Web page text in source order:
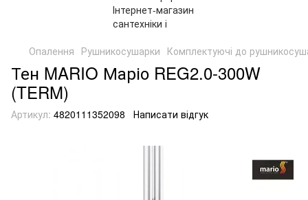
Опалення Рушникосушарки Комплектуючі до
Тен MARIO Маріо REG2.0-300W
(TERM)
Артикул: 4820111352098 Написати відгук